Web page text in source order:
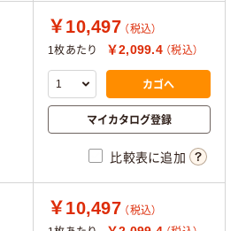
￥10,497 （税込）
1枚あたり
￥2,099.4 （税込）
カゴへ
マイカタログ登録
比較表に追加
￥10,497 （税込）